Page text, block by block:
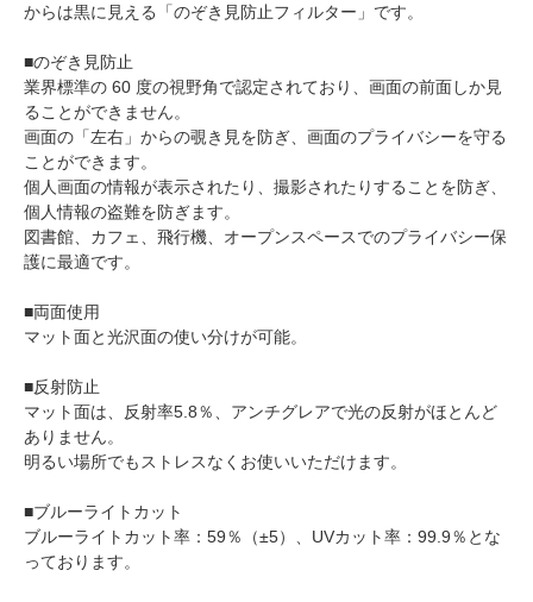
からは黒に見える「のぞき見防止フィルター」です。
■のぞき見防止
業界標準の 60 度の視野角で認定されており、画面の前面しか見
ることができません。
画面の「左右」からの覗き見を防ぎ、画面のプライバシーを守る
ことができます。
個人画面の情報が表示されたり、撮影されたりすることを防ぎ、
個人情報の盗難を防ぎます。
図書館、カフェ、飛行機、オープンスペースでのプライバシー保
護に最適です。
■両面使用
マット面と光沢面の使い分けが可能。
■反射防止
マット面は、反射率5.8％、アンチグレアで光の反射がほとんど
ありません。
明るい場所でもストレスなくお使いいただけます。
■ブルーライトカット
ブルーライトカット率：59％（±5）、UVカット率：99.9％とな
っております。